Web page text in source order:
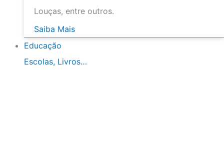
Louças, entre outros.
Saiba Mais
Educação
Escolas, Livros…